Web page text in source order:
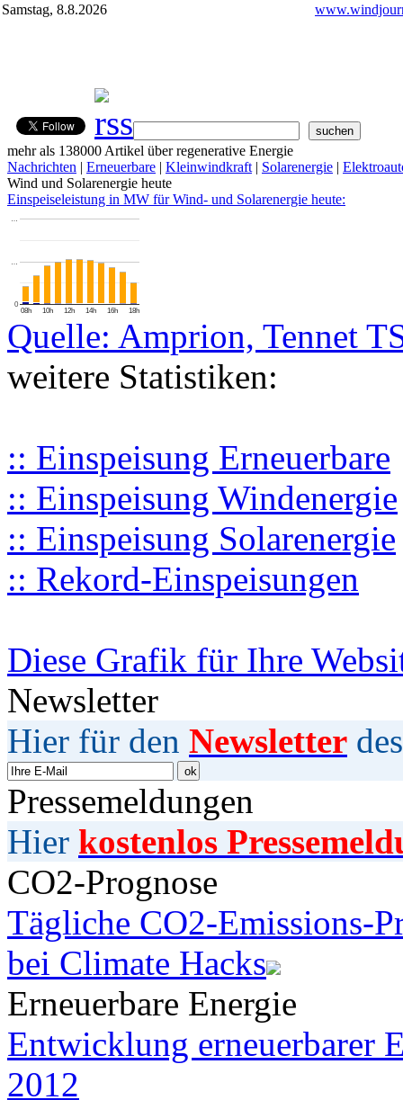
Samstag, 8.8.2026
mehr als 138000 Artikel über regenerative Energie
Nachrichten | Erneuerbare | Kleinwindkraft | Solarenergie |
Wind und Solarenergie heute
Einspeiseleistung in MW für Wind- und Solarenergie heute:
08h 10h 12h 14h 16h 18h
0
…
…
Quelle: Amprion, Tennet
weitere Statistiken:
:: Einspeisung Erneuerbare
:: Einspeisung Windenergie
:: Einspeisung Solarenergie
:: Rekord-Einspeisungen
Diese Grafik für Ihre
Newsletter
Hier für den Newsletter
Pressemeldungen
Hier kostenlos
CO2-Prognose
Tägliche CO2-Emissions-
bei Climate Hacks
Erneuerbare Energie
Entwicklung erneuerbarer
2012